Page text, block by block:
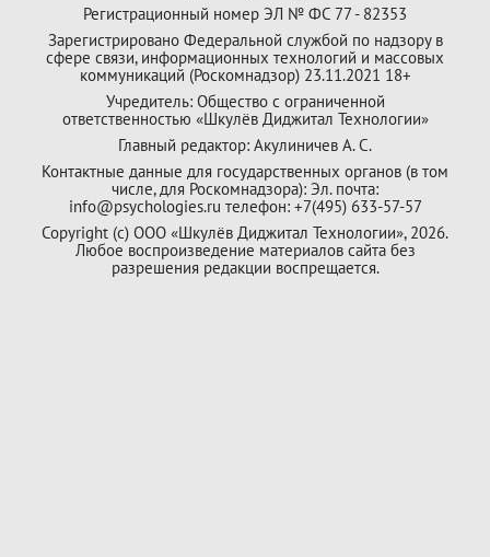
Регистрационный номер ЭЛ № ФС 77 - 82353
Зарегистрировано Федеральной службой по надзору в
сфере связи, информационных технологий и массовых
коммуникаций (Роскомнадзор) 23.11.2021 18+
Учредитель: Общество с ограниченной
ответственностью «Шкулёв Диджитал Технологии»
Главный редактор: Акулиничев А. С.
Контактные данные для государственных органов (в том
числе, для Роскомнадзора): Эл. почта:
info@psychologies.ru телефон: +7(495) 633-57-57
Copyright (с) ООО «Шкулёв Диджитал Технологии», 2026.
Любое воспроизведение материалов сайта без
разрешения редакции воспрещается.